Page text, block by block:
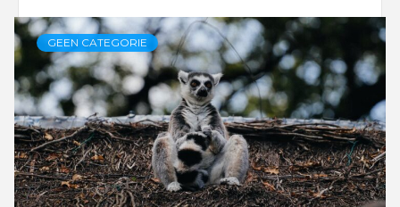
GEEN CATEGORIE